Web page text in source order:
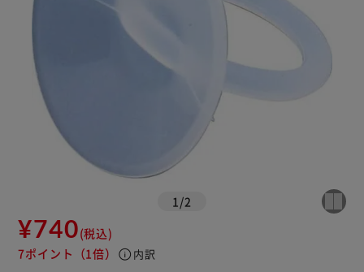
1 /2
¥740(税込)
7ポイント （1倍） info 内訳